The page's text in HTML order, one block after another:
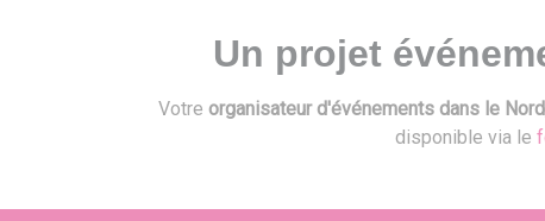
Un projet
Votre organisateur d'événements dans le
disponible via le